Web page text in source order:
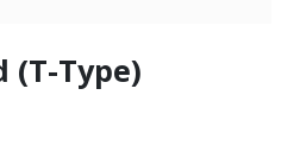
(T-Type)